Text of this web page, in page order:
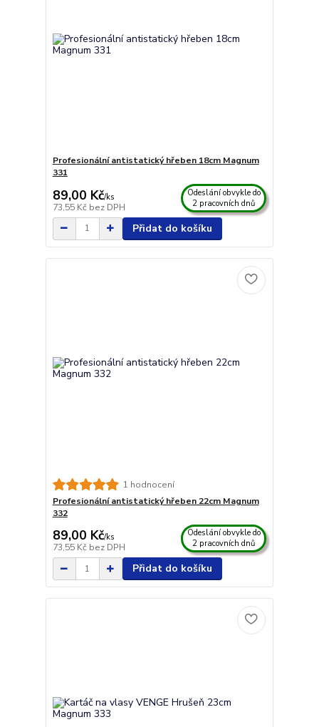
Profesionální antistatický hřeben 18cm Magnum
331
89,00 Kč/ks
73,55 Kč bez DPH
Odeslání obvykle do
2 pracovních dnů
Přidat do košíku
1 hodnocení
Profesionální antistatický hřeben 22cm Magnum
332
89,00 Kč/ks
73,55 Kč bez DPH
Odeslání obvykle do
2 pracovních dnů
Přidat do košíku